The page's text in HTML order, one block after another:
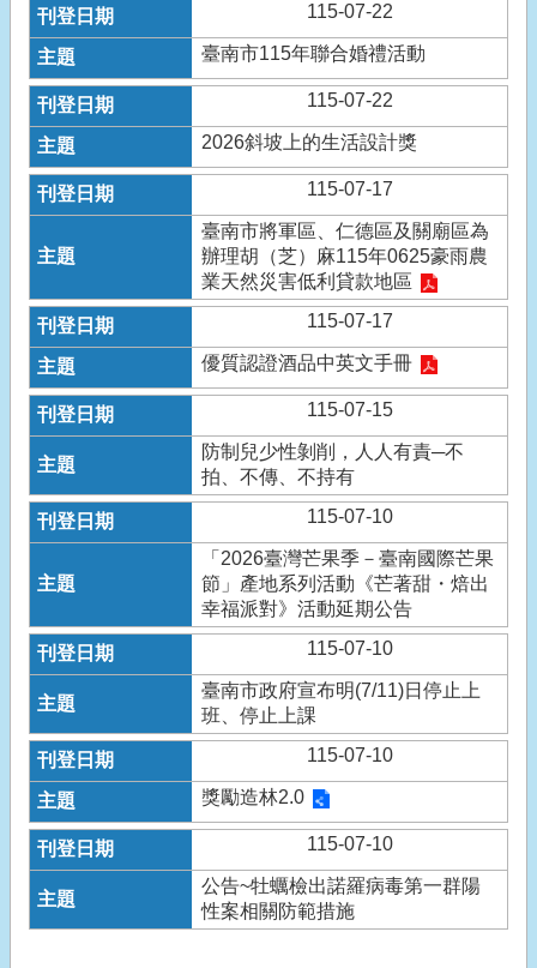
115-07-22
臺南市115年聯合婚禮活動
115-07-22
2026斜坡上的生活設計獎
115-07-17
臺南市將軍區、仁德區及關廟區為
辦理胡（芝）麻115年0625豪雨農
業天然災害低利貸款地區
115-07-17
優質認證酒品中英文手冊
115-07-15
防制兒少性剝削，人人有責─不
拍、不傳、不持有
115-07-10
「2026臺灣芒果季－臺南國際芒果
節」產地系列活動《芒著甜・焙出
幸福派對》活動延期公告
115-07-10
臺南市政府宣布明(7/11)日停止上
班、停止上課
115-07-10
獎勵造林2.0
115-07-10
公告~牡蠣檢出諾羅病毒第一群陽
性案相關防範措施